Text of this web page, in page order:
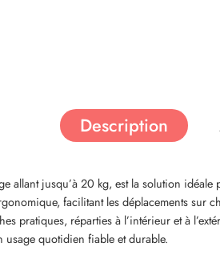
Description
allant jusqu’à 20 kg, est la solution
facilitant les déplacements
pratiques, réparties à l’intérieur et à
quotidien fiable et durable.